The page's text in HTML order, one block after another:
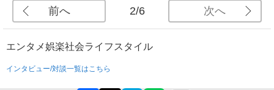
前へ 2/6 次へ
エンタメ娯楽社会ライフスタイル
インタビュー/対談一覧はこちら